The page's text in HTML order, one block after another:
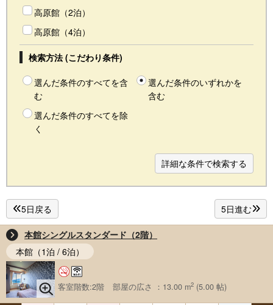
高原館（2泊）
高原館（4泊）
検索方法 (こだわり条件)
選んだ条件のすべてを含
む
選んだ条件のいずれかを
含む
選んだ条件のすべてを除
く
詳細な条件で検索する
5日戻る 5日進む
本館シングルスタンダード（2階）
本館（1泊 / 6泊）
客室階数:2階 部屋の広さ ：13.00 m2 (5.00 帖)